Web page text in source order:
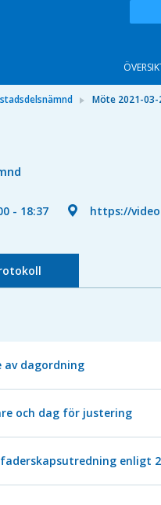
Möte 2021-03-
- 18:37 https://
av dagordning
och dag för justering
enligt